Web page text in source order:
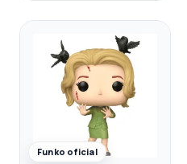
Funko oficial